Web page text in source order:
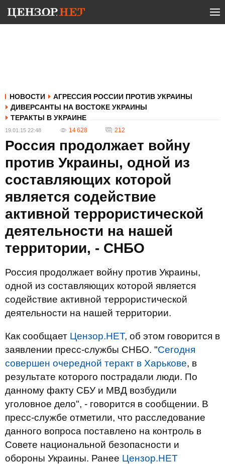
НОВОСТИ
АГРЕССИЯ РОССИИ ПРОТИВ УКРАИНЫ
ДИВЕРСАНТЫ НА ВОСТОКЕ УКРАИНЫ
ТЕРАКТЫ В УКРАИНЕ
19.01.15 22:48 14 628 212
Россия продолжает войну
против Украины, одной из
составляющих которой
является содействие
активной террористической
деятельности на нашей
территории, - СНБО
Россия продолжает войну против Украины,
одной из составляющих которой является
содействие активной террористической
деятельности на нашей территории.
Как сообщает Цензор.НЕТ, об этом говорится в
заявлении пресс-службы СНБО. "Сегодня
совершен очередной теракт в Харькове, в
результате которого пострадали люди. По
данному факту СБУ и МВД возбудили
уголовное дело", - говорится в сообщении. В
пресс-службе отметили, что расследование
данного вопроса поставлено на контроль в
Совете национальной безопасности и
обороны Украины. Ранее Цензор.НЕТ